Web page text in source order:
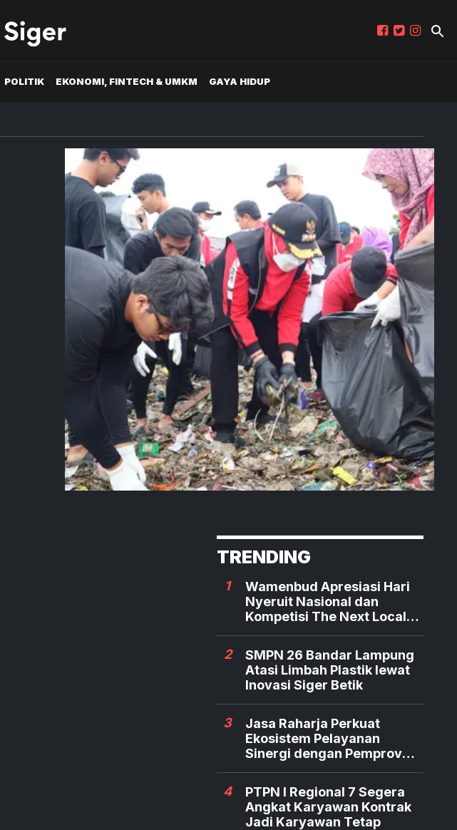
POLITIK EKONOMI, FINTECH & UMKM GAYA HIDUP
TRENDING
1
Wamenbud Apresiasi Hari
Nyeruit Nasional dan
Kompetisi The Next Local
2
SMPN 26 Bandar Lampung
Atasi Limbah Plastik lewat
Inovasi Siger Betik
3
Jasa Raharja Perkuat
Ekosistem Pelayanan
Sinergi dengan Pemprov
4
PTPN I Regional 7 Segera
Angkat Karyawan Kontrak
Jadi Karyawan Tetap